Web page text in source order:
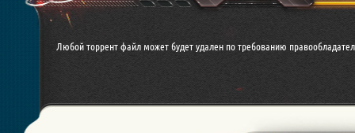
Любой торрент файл может будет удален по требованию